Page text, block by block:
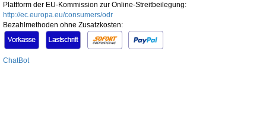
Plattform der EU-Kommission zur Online-Streitbeilegung:
http://ec.europa.eu/consumers/odr
Bezahlmethoden ohne Zusatzkosten:
ChatBot